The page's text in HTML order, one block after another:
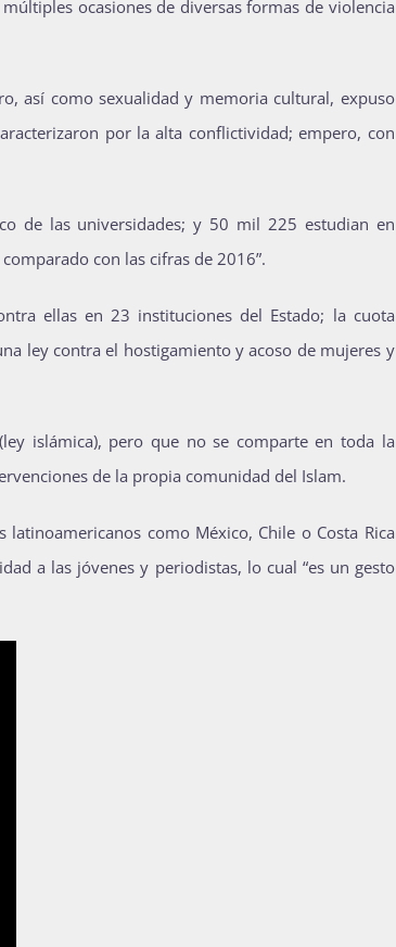
ocasiones de diversas formas de violencia
así como sexualidad y memoria cultural, expuso
por la alta conflictividad; empero, con
de las universidades; y 50 mil 225 estudian en
con las cifras de 2016”.
ellas en 23 instituciones del Estado; la cuota
ley contra el hostigamiento y acoso de mujeres y
islámica), pero que no se comparte en toda la
de la propia comunidad del Islam.
como México, Chile o Costa Rica
a las jóvenes y periodistas, lo cual “es un gesto